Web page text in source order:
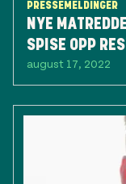
PRESSEMELDINGER
NYE
SPISE OPP
august 17, 2022